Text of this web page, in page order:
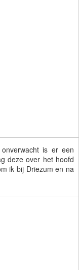
is er een
deze over het hoofd
ik bij Driezum en na